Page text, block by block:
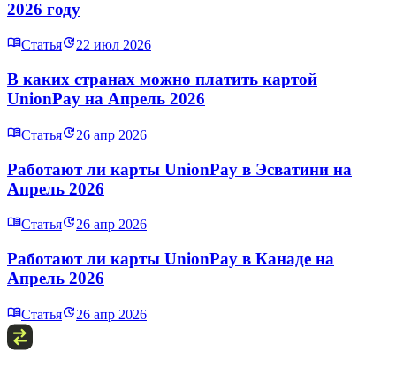
2026 году
Статья 22 июл 2026
В каких странах можно платить картой
UnionPay на Апрель 2026
Статья 26 апр 2026
Работают ли карты UnionPay в Эсватини на
Апрель 2026
Статья 26 апр 2026
Работают ли карты UnionPay в Канаде на
Апрель 2026
Статья 26 апр 2026